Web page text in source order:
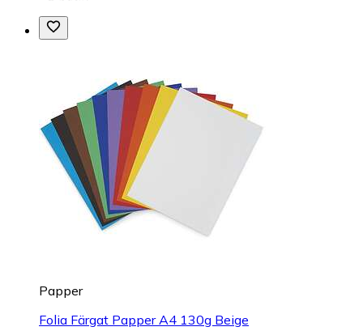
Papper
Folia Färgat Papper A4 130g Beige